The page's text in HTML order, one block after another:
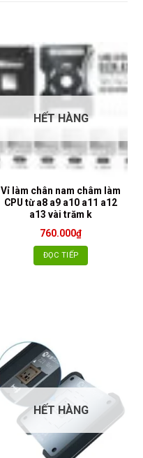
HẾT HÀNG
Vỉ làm chân nam châm làm
CPU từ a8 a9 a10 a11 a12
a13 vài trăm k
760.000₫
ĐỌC TIẾP
HẾT HÀNG